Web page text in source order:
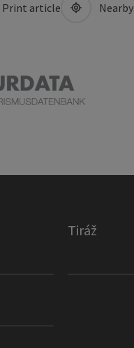
Print article Nearby
Tiráž